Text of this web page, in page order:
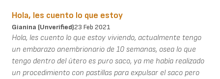
Hola, les cuento lo que estoy
Gianina (unverified)23 Feb 2021
Hola, les cuento lo que estoy viviendo, actualmente tengo
un embarazo anembrionario de 10 semanas, osea lo que
tengo dentro del útero es puro saco, ya me había realizado
un procedimiento con pastillas para expulsar el saco pero